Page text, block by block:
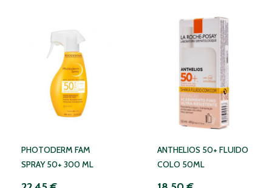
PHOTODERM FAM
SPRAY 50+ 300 ML
ANTHELIOS 50+ FLUIDO
COLO 50ML